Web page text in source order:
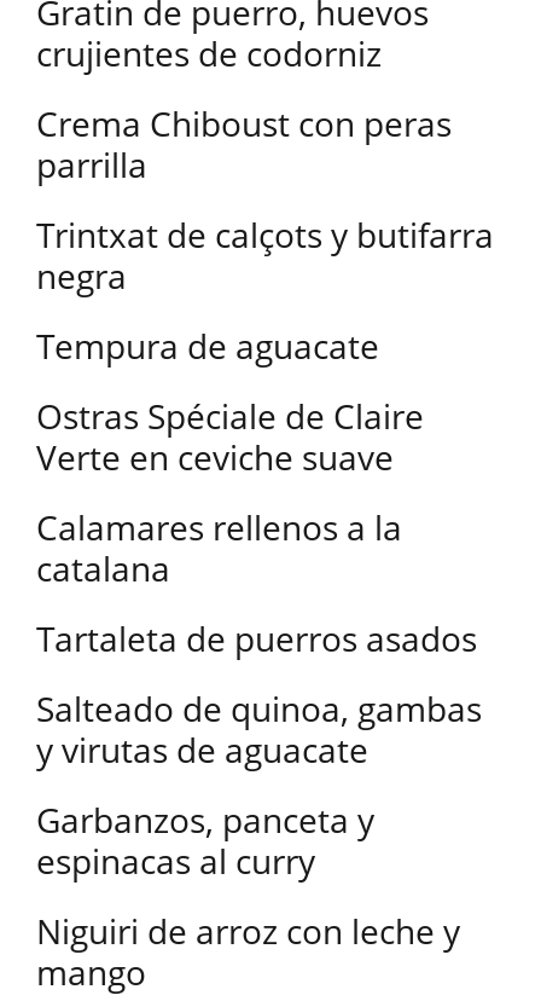
Gratin de puerro, huevos
crujientes de codorniz
Crema Chiboust con peras
parrilla
Trintxat de calçots y butifarra
negra
Tempura de aguacate
Ostras Spéciale de Claire
Verte en ceviche suave
Calamares rellenos a la
catalana
Tartaleta de puerros asados
Salteado de quinoa, gambas
y virutas de aguacate
Garbanzos, panceta y
espinacas al curry
Niguiri de arroz con leche y
mango